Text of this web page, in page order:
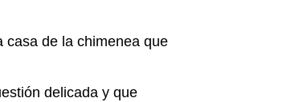
casa de la chimenea que
delicada y que